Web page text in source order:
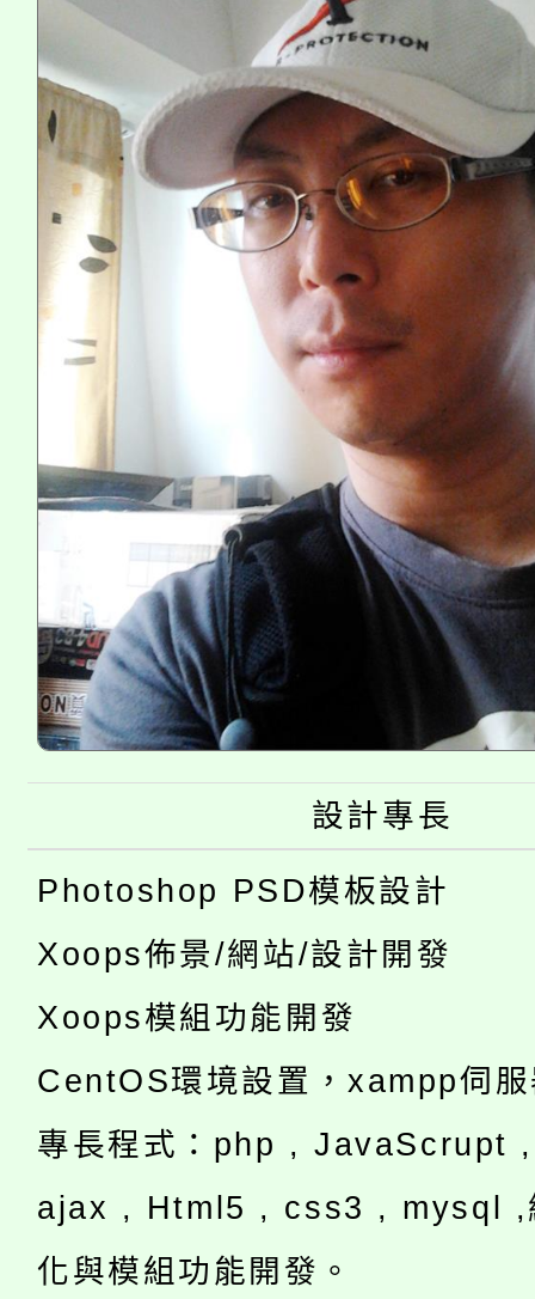
系所師生報名參加。
踴躍報名參加。
設計專長
Photoshop PSD模板設計
Xoops佈景/網站/設計開發
Xoops模組功能開發
CentOS環境設置，xampp伺
專長程式：php , JavaScrupt
ajax , Html5 , css3 , mysql ,
化與模組功能開發。